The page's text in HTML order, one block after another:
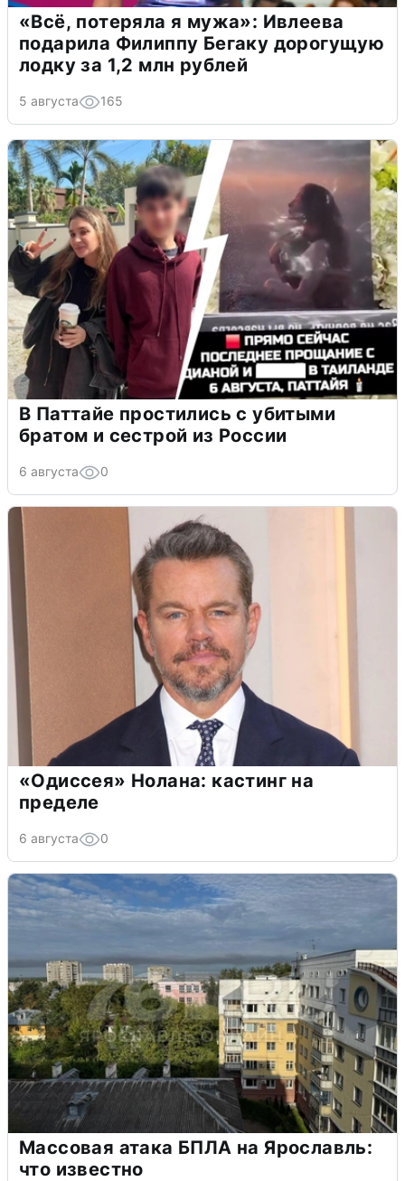
«Всё, потеряла я мужа»: Ивлеева
подарила Филиппу Бегаку дорогущую
лодку за 1,2 млн рублей
5 августа 165
В Паттайе простились с убитыми
братом и сестрой из России
6 августа 0
«Одиссея» Нолана: кастинг на
пределе
6 августа 0
Массовая атака БПЛА на Ярославль:
что известно